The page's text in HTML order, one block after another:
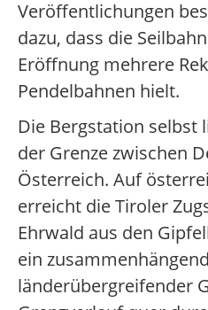
Veröffentlichungen
dazu, dass die
Eröffnung mehrere
Pendelbahnen hielt.
Die Bergstation
der Grenze zwischen
Österreich. Auf
erreicht die Tiroler
Ehrwald aus den
ein
länderübergreifender